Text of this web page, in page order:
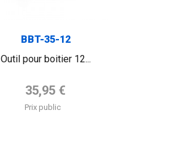
BBT-35-12
Outil pour boitier 12...
Prix de base
35,95 €
Prix public